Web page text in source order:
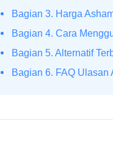
Bagian 3. Harga
Bagian 4. Cara
Bagian 5. Alternatif
Bagian 6. FAQ